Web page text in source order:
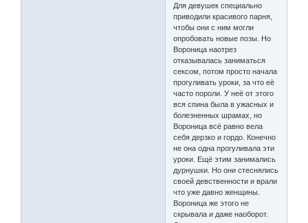
Для девушек специально
приводили красивого парня,
чтобы они с ним могли
опробовать новые позы. Но
Вороница наотрез
отказывалась заниматься
сексом, потом просто начала
прогуливать уроки, за что её
часто пороли. У неё от этого
вся спина была в ужасных и
болезненных шрамах, но
Вороница всё равно вела
себя дерзко и гордо. Конечно
не она одна прогуливала эти
уроки. Ещё этим занимались
дурнушки. Но они стеснялись
своей девственности и врали
что уже давно женщины.
Вороница же этого не
скрывала и даже наоборот.